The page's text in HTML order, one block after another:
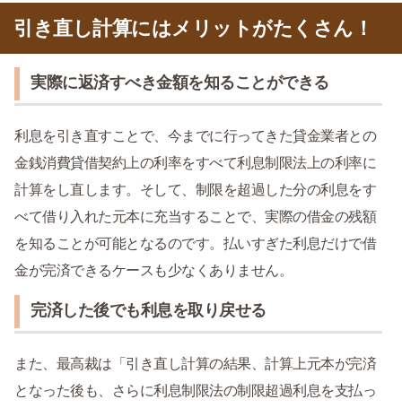
引き直し計算にはメリットがたくさん！
実際に返済すべき金額を知ることができる
利息を引き直すことで、今までに行ってきた貸金業者との
金銭消費貸借契約上の利率をすべて利息制限法上の利率に
計算をし直します。そして、制限を超過した分の利息をす
べて借り入れた元本に充当することで、実際の借金の残額
を知ることが可能となるのです。払いすぎた利息だけで借
金が完済できるケースも少なくありません。
完済した後でも利息を取り戻せる
また、最高裁は「引き直し計算の結果、計算上元本が完済
となった後も、さらに利息制限法の制限超過利息を支払っ